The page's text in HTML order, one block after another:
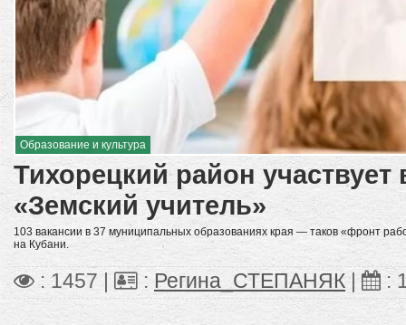
Образование и культура
Тихорецкий район
«Земский учитель»
103 вакансии в 37 муниципальных образованиях края — таков «фронт
на Кубани.
: 1457 | : Регина_СТЕПАНЯК| :